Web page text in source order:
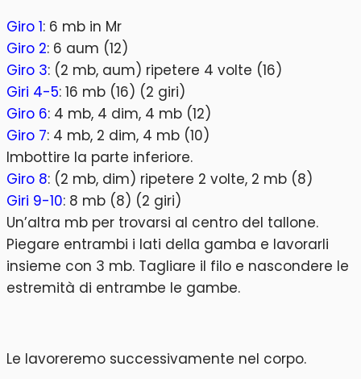
Giro 1: 6 mb in Mr
Giro 2: 6 aum (12)
Giro 3: (2 mb, aum) ripetere 4 volte (16)
Giri 4-5: 16 mb (16) (2 giri)
Giro 6: 4 mb, 4 dim, 4 mb (12)
Giro 7: 4 mb, 2 dim, 4 mb (10)
Imbottire la parte inferiore.
Giro 8: (2 mb, dim) ripetere 2 volte, 2 mb (8)
Giri 9-10: 8 mb (8) (2 giri)
Un’altra mb per trovarsi al centro del tallone.
Piegare entrambi i lati della gamba e lavorarli
insieme con 3 mb. Tagliare il filo e nascondere le
estremità di entrambe le gambe.
Le lavoreremo successivamente nel corpo.